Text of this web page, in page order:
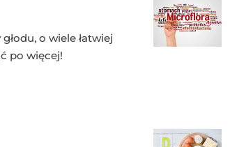
o wiele łatwiej
po więcej!